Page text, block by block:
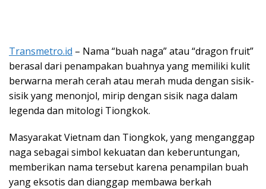
Transmetro.id – Nama “buah naga” atau “dragon fruit”
berasal dari penampakan buahnya yang memiliki kulit
berwarna merah cerah atau merah muda dengan sisik-
sisik yang menonjol, mirip dengan sisik naga dalam
legenda dan mitologi Tiongkok.
Masyarakat Vietnam dan Tiongkok, yang menganggap
naga sebagai simbol kekuatan dan keberuntungan,
memberikan nama tersebut karena penampilan buah
yang eksotis dan dianggap membawa berkah